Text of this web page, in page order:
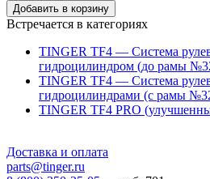
Добавить в корзину
Встречается в категориях
TINGER TF4 — Система
гидроцилиндром (до рамы
TINGER TF4 — Система
гидроцилиндрами (с рамы
TINGER TF4 PRO
Доставка и оплата
parts@tinger.ru